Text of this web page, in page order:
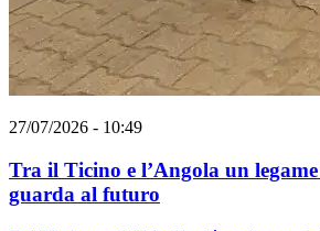
27/07/2026 - 10:49
Tra il Ticino e l’Angola un legame
guarda al futuro